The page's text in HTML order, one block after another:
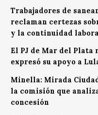
Trabajadores de
reclaman certezas
y la continuidad
El PJ de Mar del Plata
expresó su apoyo a
Minella: Mirada
la comisión que
concesión